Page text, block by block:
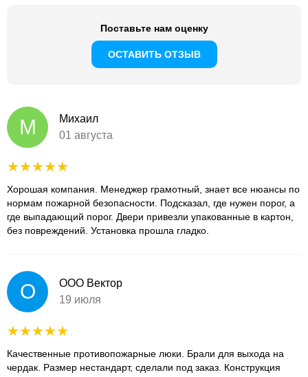
Поставьте нам оценку
ОСТАВИТЬ ОТЗЫВ
М
Михаил
01 августа
Хорошая компания. Менеджер грамотный, знает все нюансы по
нормам пожарной безопасности. Подсказал, где нужен порог, а
где выпадающий порог. Двери привезли упакованные в картон,
без повреждений. Установка прошла гладко.
О
ООО Вектор
19 июля
Качественные противопожарные люки. Брали для выхода на
чердак. Размер нестандарт, сделали под заказ. Конструкция